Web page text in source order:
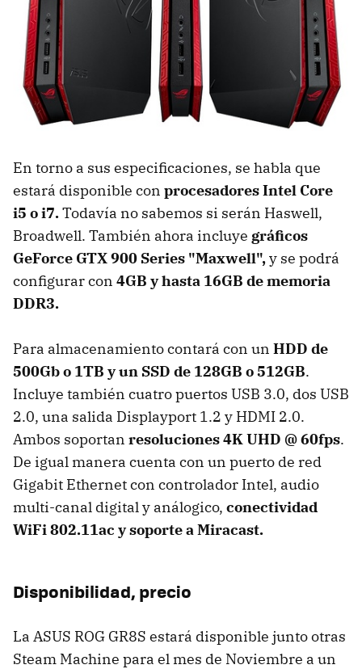
En torno a sus especificaciones, se habla que
estará disponible con procesadores Intel Core
i5 o i7.Todavía no sabemos si serán Haswell,
Broadwell. También ahora incluye gráficos
GeForce GTX 900 Series "Maxwell",y se podrá
configurar con 4GB y hasta 16GB de memoria
DDR3.
Para almacenamiento contará con un HDD de
500Gb o 1TB y un SSD de 128GB o 512GB.
Incluye también cuatro puertos USB 3.0, dos USB
2.0, una salida Displayport 1.2 y HDMI 2.0.
Ambos soportan resoluciones 4K UHD @ 60fps.
De igual manera cuenta con un puerto de red
Gigabit Ethernet con controlador Intel, audio
multi-canal digital y análogico, conectividad
WiFi 802.11ac y soporte a Miracast.
Disponibilidad, precio
La ASUS ROG GR8S estará disponible junto otras
Steam Machine para el mes de Noviembre a un